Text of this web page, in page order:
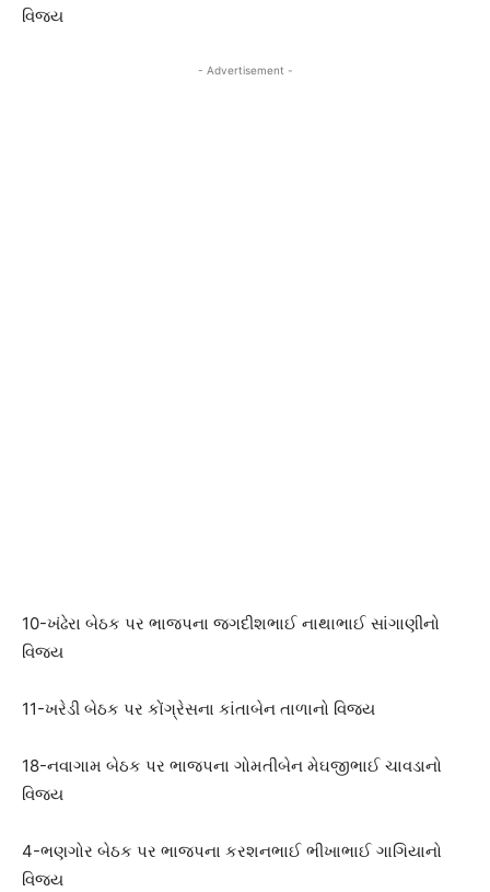
વિજય
- Advertisement -
10-ખંઢેરા બેઠક પર ભાજપના જગદીશભાઈ નાથાભાઈ સાંગાણીનો
વિજય
11-ખરેડી બેઠક પર કોંગ્રેસના કાંતાબેન તાળાનો વિજય
18-નવાગામ બેઠક પર ભાજપના ગોમતીબેન મેઘજીભાઈ ચાવડાનો
વિજય
4-ભણગોર બેઠક પર ભાજપના કરશનભાઈ ભીખાભાઈ ગાગિયાનો
વિજય